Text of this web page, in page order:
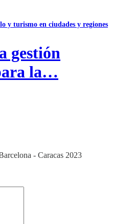
y turismo en ciudades y regiones
gestión
la…
- Caracas 2023